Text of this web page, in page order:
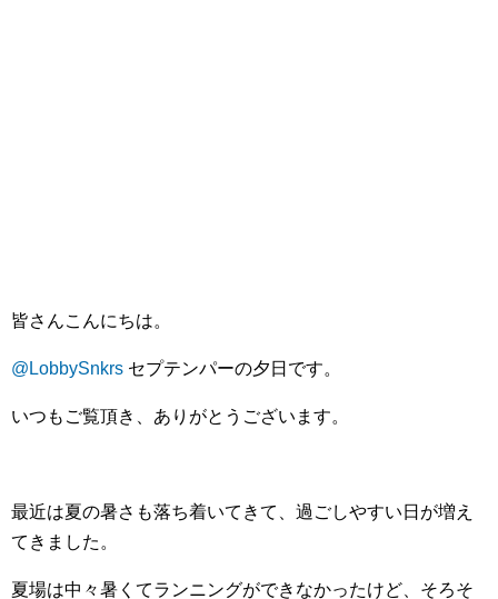
皆さんこんにちは。
@LobbySnkrs セプテンパーの夕日です。
いつもご覧頂き、ありがとうございます。
最近は夏の暑さも落ち着いてきて、過ごしやすい日が増え
てきました。
夏場は中々暑くてランニングができなかったけど、そろそ